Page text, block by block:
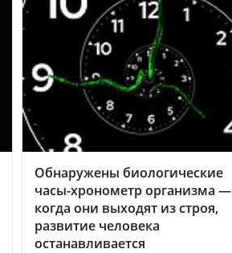
Обнаружены биологические
часы-хронометр организма —
когда они выходят из строя,
развитие человека
останавливается